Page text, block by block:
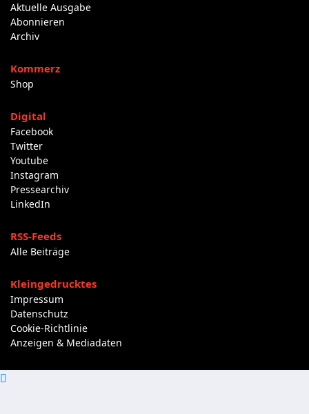
Aktuelle Ausgabe
Abonnieren
Archiv
Kommerz
Shop
Digital
Facebook
Twitter
Youtube
Instagram
Pressearchiv
LinkedIn
RSS-Feeds
Alle Beiträge
Kleingedrucktes
Impressum
Datenschutz
Cookie-Richtlinie
Anzeigen & Mediadaten